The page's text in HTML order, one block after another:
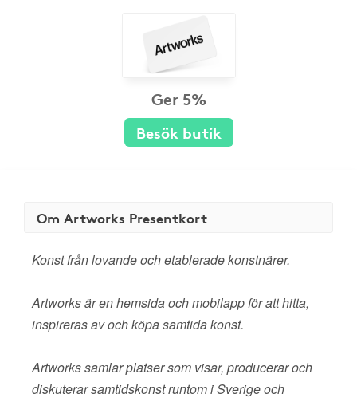
Ger 5%
Besök butik
Om Artworks Presentkort
Konst från lovande och etablerade konstnärer.
Artworks är en hemsida och mobilapp för att hitta,
inspireras av och köpa samtida konst.
Artworks samlar platser som visar, producerar och
diskuterar samtidskonst runtom i Sverige och